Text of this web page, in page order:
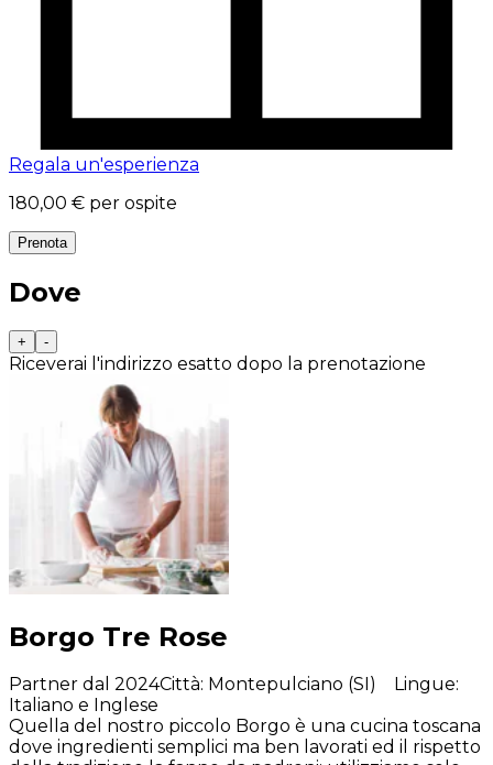
Regala un'esperienza
180,00 € per ospite
Prenota
Dove
+ -
Riceverai l'indirizzo esatto dopo la prenotazione
Borgo Tre Rose
Partner dal 2024Città: Montepulciano (SI) Lingue:
Italiano e Inglese
Quella del nostro piccolo Borgo è una cucina toscana
dove ingredienti semplici ma ben lavorati ed il rispetto